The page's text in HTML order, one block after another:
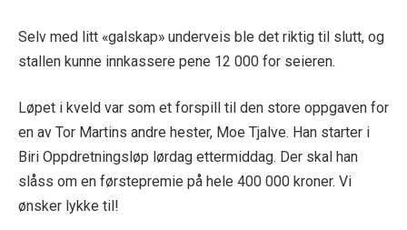
Selv med litt «galskap» underveis ble det riktig til slutt, og
stallen kunne innkassere pene 12 000 for seieren.
Løpet i kveld var som et forspill til den store oppgaven for
en av Tor Martins andre hester, Moe Tjalve. Han starter i
Biri Oppdretningsløp lørdag ettermiddag. Der skal han
slåss om en førstepremie på hele 400 000 kroner. Vi
ønsker lykke til!